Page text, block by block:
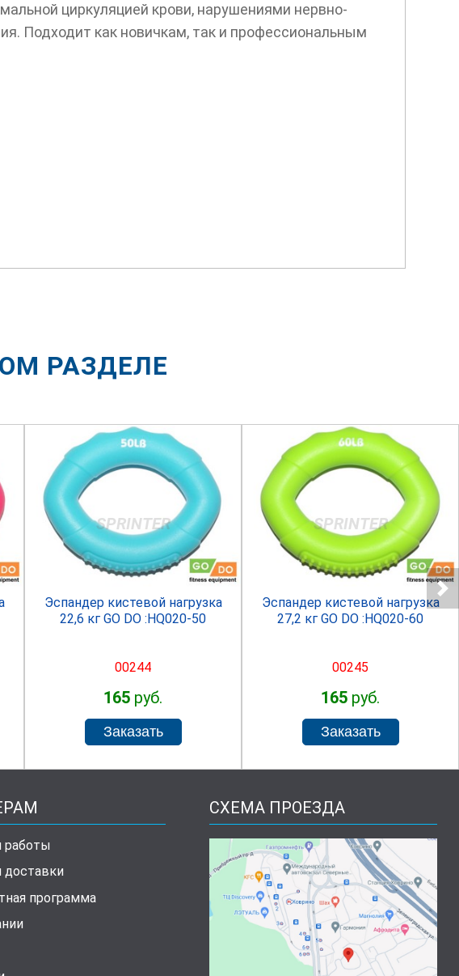
циркуляцией крови, нарушениями нервно-
Подходит как новичкам, так и профессиональным
РАЗДЕЛЕ
SPRINTER
Эспандер кистевой нагрузка
22,6 кг GO DO :HQ020-50
00244
165 руб.
SPRINTER
Эспандер кистевой нагрузка
27,2 кг GO DO :HQ020-60
00245
165 руб.
работы
доставки
программа
СХЕМА ПРОЕЗДА